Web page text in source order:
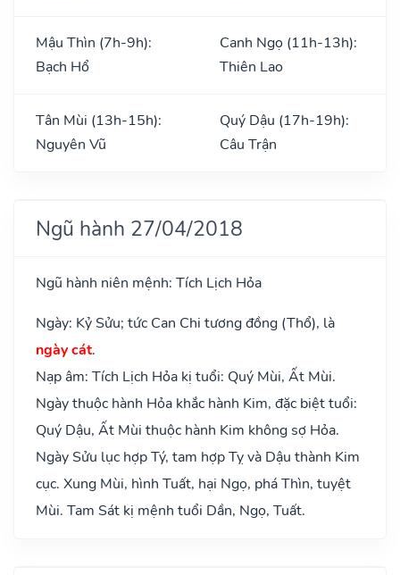
Mậu Thìn (7h-9h):
Bạch Hổ
Canh Ngọ (11h-13h):
Thiên Lao
Tân Mùi (13h-15h):
Nguyên Vũ
Quý Dậu (17h-19h):
Câu Trận
Ngũ hành 27/04/2018
Ngũ hành niên mệnh: Tích Lịch Hỏa
Ngày: Kỷ Sửu; tức Can Chi tương đồng (Thổ), là
ngày cát.
Nạp âm: Tích Lịch Hỏa kị tuổi: Quý Mùi, Ất Mùi.
Ngày thuộc hành Hỏa khắc hành Kim, đặc biệt tuổi:
Quý Dậu, Ất Mùi thuộc hành Kim không sợ Hỏa.
Ngày Sửu lục hợp Tý, tam hợp Tỵ và Dậu thành Kim
cục. Xung Mùi, hình Tuất, hại Ngọ, phá Thìn, tuyệt
Mùi. Tam Sát kị mệnh tuổi Dần, Ngọ, Tuất.